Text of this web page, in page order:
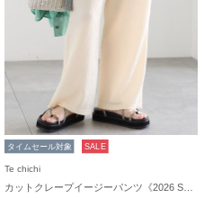
タイムセール対象 SALE
Te chichi